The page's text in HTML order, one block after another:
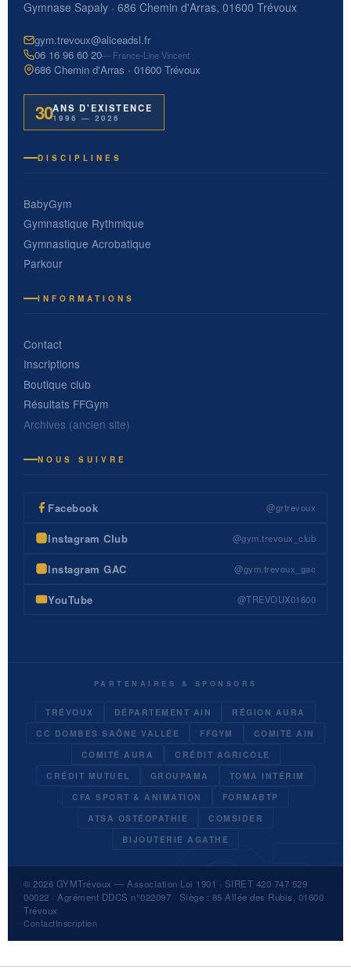
Gymnase Sapaly · 686 Chemin d'Arras, 01600 Trévoux
gym.trevoux@aliceadsl.fr
06 16 96 60 20— France-Line Vincent
686 Chemin d'Arras · 01600 Trévoux
30ANS D'EXISTENCE
1996 — 2026
DISCIPLINES
BabyGym
Gymnastique Rythmique
Gymnastique Acrobatique
Parkour
INFORMATIONS
Contact
Inscriptions
Boutique club
Résultats FFGym
Archives (ancien site)
NOUS SUIVRE
Facebook @grtrevoux
Instagram Club @gym.trevoux_club
Instagram GAC @gym.trevoux_gac
YouTube @TREVOUX01600
PARTENAIRES & SPONSORS
TRÉVOUX DÉPARTEMENT AIN
RÉGION AURA
CC DOMBES SAÔNE VALLÉE
FFGYM
COMITÉ AIN
COMITÉ AURA
CRÉDIT AGRICOLE
CRÉDIT MUTUEL
GROUPAMA
TOMA INTÉRIM
CFA SPORT & ANIMATION
FORMABTP
ATSA OSTÉOPATHIE
COMSIDER
BIJOUTERIE AGATHE
© 2026 GYMTrévoux — Association Loi 1901 · SIRET 420 747 529
00022 · Agrément DDCS n°022097 · Siège : 85 Allée des Rubis, 01600
Trévoux
ContactInscription